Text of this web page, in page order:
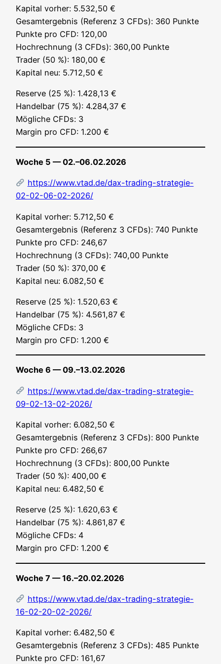
Kapi­tal vor­her: 5.532,50 €
Gesamt­ergeb­nis (Refe­renz 3 CFDs): 360 Punk­te
Punk­te pro CFD: 120,00
Hoch­rech­nung (3 CFDs): 360,00 Punk­te
Trader (50 %): 180,00 €
Kapi­tal neu: 5.712,50 €
Reser­ve (25 %): 1.428,13 €
Han­del­bar (75 %): 4.284,37 €
Mög­li­che CFDs: 3
Mar­gin pro CFD: 1.200 €
Woche 5 — 02.–06.02.2026
https://www.vtad.de/dax-trading-strategie-
02-02-06-02-2026/
Kapi­tal vor­her: 5.712,50 €
Gesamt­ergeb­nis (Refe­renz 3 CFDs): 740 Punk­te
Punk­te pro CFD: 246,67
Hoch­rech­nung (3 CFDs): 740,00 Punk­te
Trader (50 %): 370,00 €
Kapi­tal neu: 6.082,50 €
Reser­ve (25 %): 1.520,63 €
Han­del­bar (75 %): 4.561,87 €
Mög­li­che CFDs: 3
Mar­gin pro CFD: 1.200 €
Woche 6 — 09.–13.02.2026
https://www.vtad.de/dax-trading-strategie-
09-02-13-02-2026/
Kapi­tal vor­her: 6.082,50 €
Gesamt­ergeb­nis (Refe­renz 3 CFDs): 800 Punk­te
Punk­te pro CFD: 266,67
Hoch­rech­nung (3 CFDs): 800,00 Punk­te
Trader (50 %): 400,00 €
Kapi­tal neu: 6.482,50 €
Reser­ve (25 %): 1.620,63 €
Han­del­bar (75 %): 4.861,87 €
Mög­li­che CFDs: 4
Mar­gin pro CFD: 1.200 €
Woche 7 — 16.–20.02.2026
https://www.vtad.de/dax-trading-strategie-
16-02-20-02-2026/
Kapi­tal vor­her: 6.482,50 €
Gesamt­ergeb­nis (Refe­renz 3 CFDs): 485 Punk­te
Punk­te pro CFD: 161,67